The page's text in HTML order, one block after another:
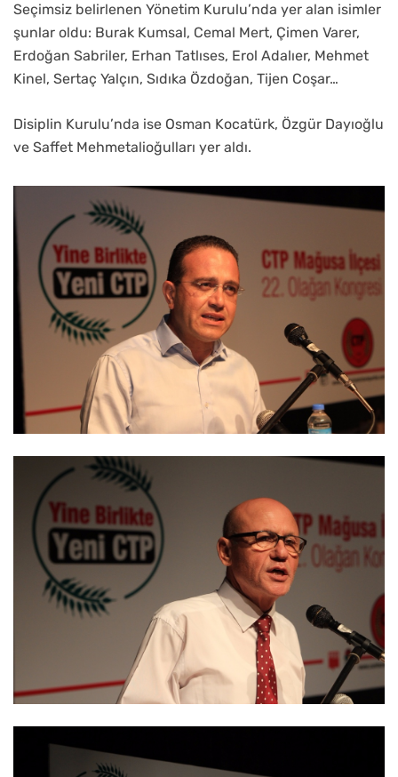
Seçimsiz belirlenen Yönetim Kurulu’nda yer alan isimler
şunlar oldu: Burak Kumsal, Cemal Mert, Çimen Varer,
Erdoğan Sabriler, Erhan Tatlıses, Erol Adalıer, Mehmet
Kinel, Sertaç Yalçın, Sıdıka Özdoğan, Tijen Coşar…
Disiplin Kurulu’nda ise Osman Kocatürk, Özgür Dayıoğlu
ve Saffet Mehmetalioğulları yer aldı.